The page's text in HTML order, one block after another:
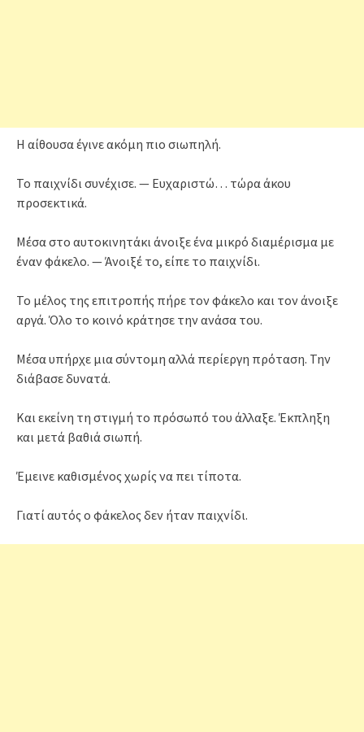
Η αίθουσα έγινε ακόμη πιο σιωπηλή.
Το παιχνίδι συνέχισε. — Ευχαριστώ… τώρα άκου
προσεκτικά.
Μέσα στο αυτοκινητάκι άνοιξε ένα μικρό διαμέρισμα με
έναν φάκελο. — Άνοιξέ το, είπε το παιχνίδι.
Το μέλος της επιτροπής πήρε τον φάκελο και τον άνοιξε
αργά. Όλο το κοινό κράτησε την ανάσα του.
Μέσα υπήρχε μια σύντομη αλλά περίεργη πρόταση. Την
διάβασε δυνατά.
Και εκείνη τη στιγμή το πρόσωπό του άλλαξε. Έκπληξη
και μετά βαθιά σιωπή.
Έμεινε καθισμένος χωρίς να πει τίποτα.
Γιατί αυτός ο φάκελος δεν ήταν παιχνίδι.